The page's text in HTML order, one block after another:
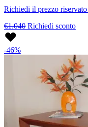
Richiedi il prezzo
€1.040 Richiedi sconto
-46%